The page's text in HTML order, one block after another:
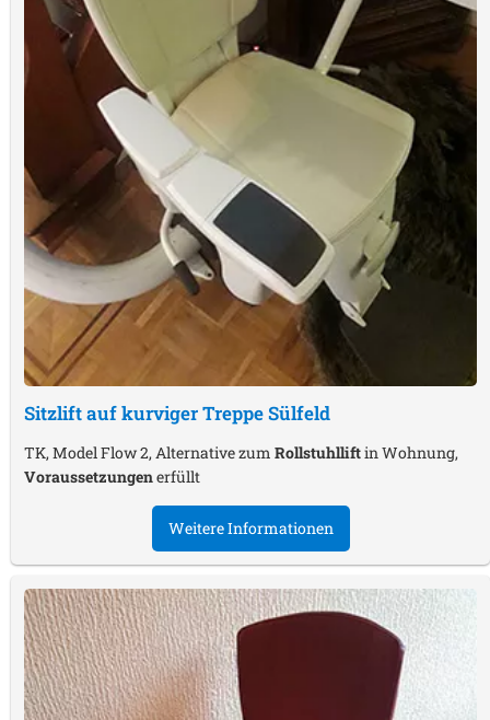
Sitzlift auf kurviger TreppeSülfeld
TK, Model Flow 2, Alternative zum Rollstuhlliftin Wohnung,
Voraussetzungenerfüllt
Weitere Informationen